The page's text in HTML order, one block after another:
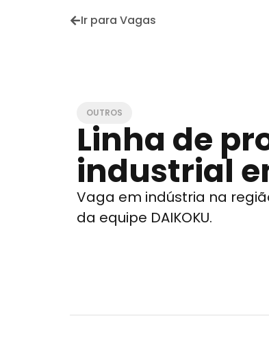
Ir para Vagas
OUTROS
Linha de
industrial
Vaga em indústria na
da equipe DAIKOKU.